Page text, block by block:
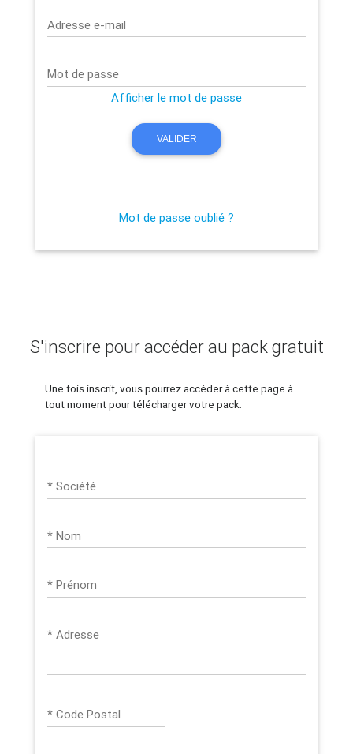
Adresse e-mail
Mot de passe
Afficher le mot de passe
VALIDER
Mot de passe oublié ?
S'inscrire pour accéder au pack gratuit
Une fois inscrit, vous pourrez accéder à cette page à
tout moment pour télécharger votre pack.
* Société
* Nom
* Prénom
* Adresse
* Code Postal